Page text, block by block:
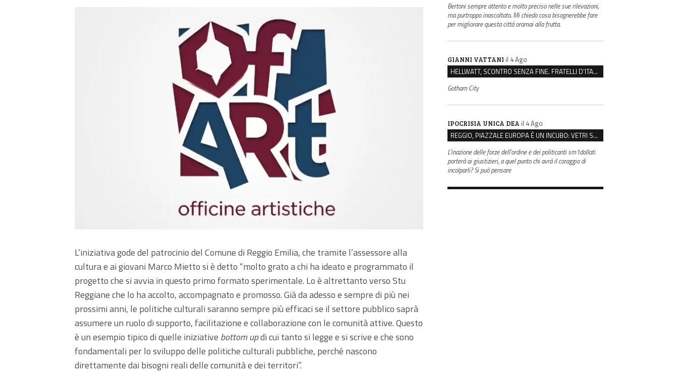
L’iniziativa gode del patrocinio del Comune di Reggio Emilia, che tramite l’assessore alla
cultura e ai giovani Marco Mietto si è detto “molto grato a chi ha ideato e programmato il
progetto che si avvia in questo primo formato sperimentale. Lo è altrettanto verso Stu
Reggiane che lo ha accolto, accompagnato e promosso. Già da adesso e sempre di più nei
prossimi anni, le politiche culturali saranno sempre più efficaci se il settore pubblico saprà
assumere un ruolo di supporto, facilitazione e collaborazione con le comunità attive. Questo
è un esempio tipico di quelle iniziative bottom updi cui tanto si legge e si scrive e che sono
fondamentali per lo sviluppo delle politiche culturali pubbliche, perché nascono
direttamente dai bisogni reali delle comunità e dei territori”.
Bertoni sempre attento e molto preciso nelle sue rilevazioni,
ma purtroppo inascoltato. Mi chiedo cosa bisognerebbe fare
per migliorare questa città oramai alla frutta.
GIANNI VATTANI il 4 Ago
HELLWATT, SCONTRO SENZA FINE. FRATELLI D’ITALIA: “MILANI PORTA DOCUMENTI, DE FRANCO INSULTI”
Gotham City
IPOCRISIA UNICA DEA il 4 Ago
REGGIO, PIAZZALE EUROPA È UN INCUBO: VETRI SPACCATI E FURTI SULLE AUTO IN SOSTA
L'inazione delle forze dell'ordine e dei politicanti sm1dollati
porterà ai giustizieri, a quel punto chi avrà il coraggio di
incolparli? Si può pensare